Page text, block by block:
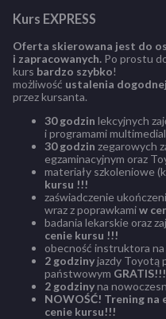
Kurs EXPRESS
Oferta skierowana jest do
i zapracowanych. Po prostu
kurs bardzo szybko!
możliwość ustalenia
przez kursanta.
30 godzin lekcyjnych
i programami
30 godzin zegarowych
egzaminacyjnym oraz
materiały szkoleniowe
kursu !!!
zaświadczenie
wraz z poprawkamiw
badania lekarskie oraz
cenie kursu !!!
obecność instruktora
2 godzinyjazdy Toyotą
państwowym GRATIS!!!
2 godzinyna
NOWOŚĆ! Trening na
cenie kursu!!!